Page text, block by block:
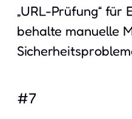
„URL-Prüfung“ für
behalte manuelle
#7